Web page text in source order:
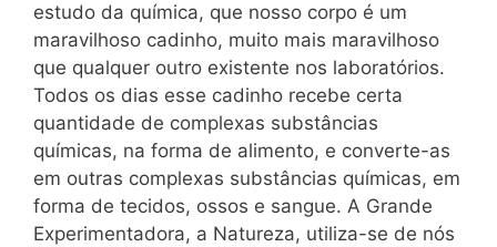
estudo da química, que nosso corpo é um
maravilhoso cadinho, muito mais maravilhoso
que qualquer outro existente nos laboratórios.
Todos os dias esse cadinho recebe certa
quantidade de complexas substâncias
químicas, na forma de alimento, e converte-as
em outras complexas substâncias químicas, em
forma de tecidos, ossos e sangue. A Grande
Experimentadora, a Natureza, utiliza-se de nós